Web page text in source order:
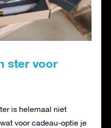
ster voor
is helemaal niet
voor cadeau-optie je